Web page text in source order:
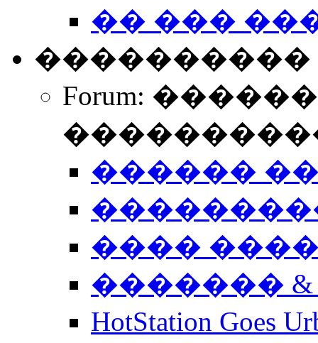
�� ���
����������
Forum:
������
����
�������
HotStation